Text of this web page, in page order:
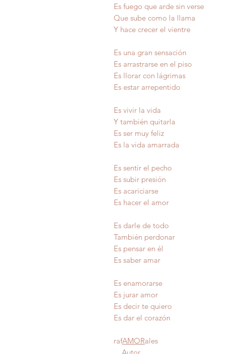
Es fuego que arde sin verse
Que sube como la llama
Y hace crecer el vientre
Es una gran sensación
Es arrastrarse en el piso
Es llorar con lágrimas
Es estar arrepentido
Es vivir la vida
Y también quitarla
Es ser muy feliz
Es la vida amarrada
Es sentir el pecho
Es subir presión
Es acariciarse
Es hacer el amor
Es darle de todo
También perdonar
Es pensar en él
Es saber amar
Es enamorarse
Es jurar amor
Es decir te quiero
Es dar el corazón
rafAMORales